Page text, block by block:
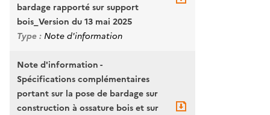
bardage rapporté sur support
bois_Version du 13 mai 2025
Type : Note d'information
Note d'information -
Spécifications complémentaires
portant sur la pose de bardage sur
construction à ossature bois et sur